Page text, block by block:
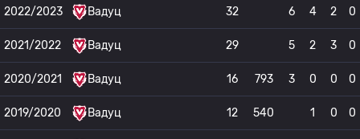
2022/2023 Вадуц 32 6 4 2 0
2021/2022 Вадуц 29 5 2 3 0
2020/2021 Вадуц 16 793 3 0 0 0
2019/2020 Вадуц 12 540 1 0 0